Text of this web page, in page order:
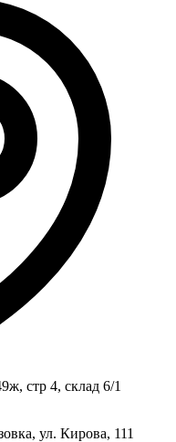
стр 4, склад 6/1
ул. Кирова, 111